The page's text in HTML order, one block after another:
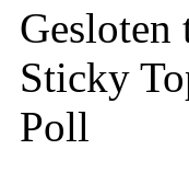
Gesloten
Sticky
Poll